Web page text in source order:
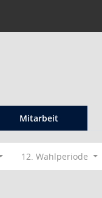
Mitarbeit
12. Wahlperiode